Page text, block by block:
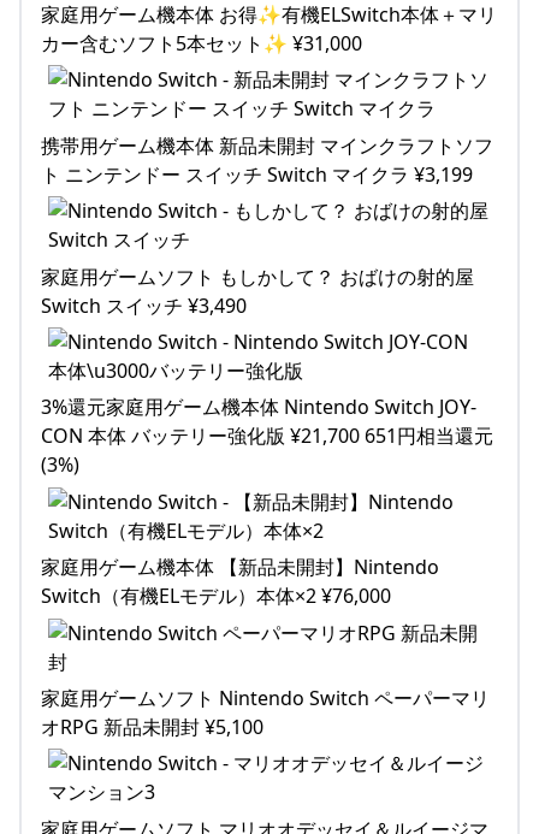
家庭用ゲーム機本体 お得✨有機ELSwitch本体＋マリ
カー含むソフト5本セット✨ ¥31,000
携帯用ゲーム機本体 新品未開封 マインクラフトソフ
ト ニンテンドー スイッチ Switch マイクラ ¥3,199
家庭用ゲームソフト もしかして？ おばけの射的屋
Switch スイッチ ¥3,490
3%還元家庭用ゲーム機本体 Nintendo Switch JOY-
CON 本体 バッテリー強化版 ¥21,700 651円相当還元
(3%)
家庭用ゲーム機本体 【新品未開封】Nintendo
Switch（有機ELモデル）本体×2 ¥76,000
家庭用ゲームソフト Nintendo Switch ペーパーマリ
オRPG 新品未開封 ¥5,100